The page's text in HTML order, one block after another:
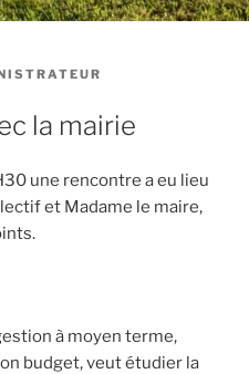
la mairie
une rencontre a eu lieu
et Madame le maire,
à moyen terme,
budget, veut étudier la